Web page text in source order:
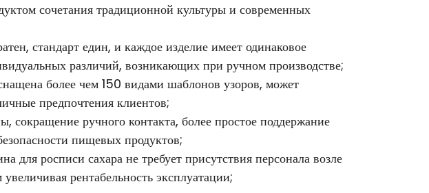
сочетания традиционной культуры и современных
стандарт един, и каждое изделие имеет одинаковое
различий, возникающих при ручном производстве;
более чем 150 видами шаблонов узоров, может
предпочтения клиентов;
ручного контакта, более простое поддержание
пищевых продуктов;
росписи сахара не требует присутствия персонала возле
рентабельность эксплуатации;